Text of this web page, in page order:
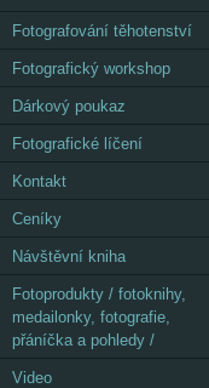
Fotografování těhotenství
Fotografický workshop
Dárkový poukaz
Fotografické líčení
Kontakt
Ceníky
Návštěvní kniha
Fotoprodukty / fotoknihy,
medailonky, fotografie,
přáníčka a pohledy /
Video